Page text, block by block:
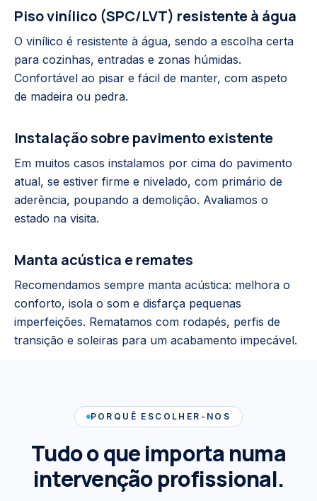
Piso vinílico (SPC/LVT) resistente à água
O vinílico é resistente à água, sendo a escolha certa
para cozinhas, entradas e zonas húmidas.
Confortável ao pisar e fácil de manter, com aspeto
de madeira ou pedra.
Instalação sobre pavimento existente
Em muitos casos instalamos por cima do pavimento
atual, se estiver firme e nivelado, com primário de
aderência, poupando a demolição. Avaliamos o
estado na visita.
Manta acústica e remates
Recomendamos sempre manta acústica: melhora o
conforto, isola o som e disfarça pequenas
imperfeições. Rematamos com rodapés, perfis de
transição e soleiras para um acabamento impecável.
PORQUÊ ESCOLHER-NOS
Tudo o que importa numa
intervenção profissional.